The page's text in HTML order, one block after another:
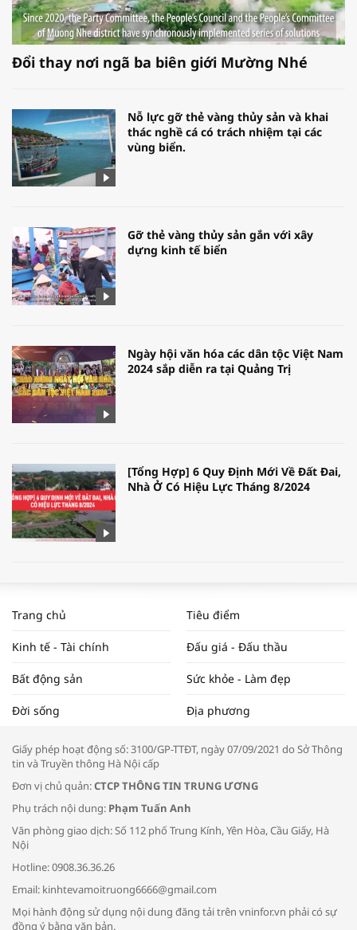
Đổi thay nơi ngã ba biên giới Mường Nhé
Nỗ lực gỡ thẻ vàng thủy sản và khai
thác nghề cá có trách nhiệm tại các
vùng biển.
Gỡ thẻ vàng thủy sản gắn với xây
dựng kinh tế biển
Ngày hội văn hóa các dân tộc Việt Nam
2024 sắp diễn ra tại Quảng Trị
[Tổng Hợp] 6 Quy Định Mới Về Đất Đai,
Nhà Ở Có Hiệu Lực Tháng 8/2024
NAM NĂM 2024 VÀ NĂM 2025 | NHỊP
ĐẬP THỊ TRƯỜNG #62
Tọa đàm “Xúc tiến thương mại: Khơi
Bác sĩ tư vấn cách phòng tránh bệnh
đường hô hấp trong thời tiết giao mùa
Trang chủ Tiêu điểm
Kinh tế - Tài chính Đấu giá - Đấu thầu
Bất động sản Sức khỏe - Làm đẹp
Đời sống Địa phương
Giấy phép hoạt động số: 3100/GP-TTĐT, ngày 07/09/2021 do Sở Thông
tin và Truyền thông Hà Nội cấp
Đơn vị chủ quản:CTCP THÔNG TIN TRUNG ƯƠNG
Phụ trách nội dung: Phạm Tuấn Anh
Văn phòng giao dịch: Số 112 phố Trung Kính, Yên Hòa, Cầu Giấy, Hà
Nội
Hotline: 0908.36.36.26
Email: kinhtevamoitruong6666@gmail.com
Mọi hành động sử dụng nội dung đăng tải trên vninfor.vn phải có sự
đồng ý bằng văn bản.